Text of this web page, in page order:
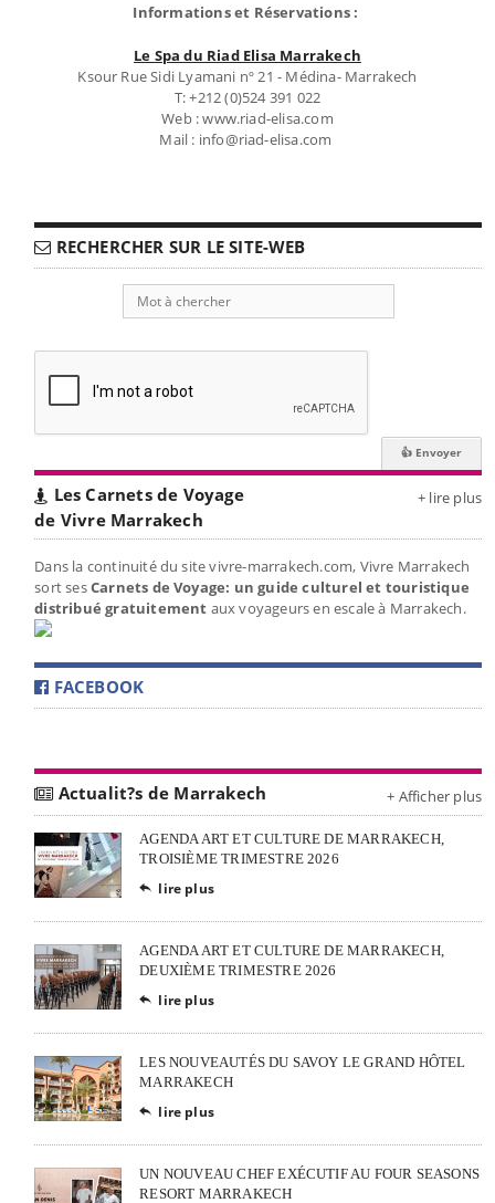
Informations et Réservations :
Le Spa du Riad Elisa Marrakech
Ksour Rue Sidi Lyamani nº 21 - Médina- Marrakech
T: +212 (0)524 391 022
Web : www.riad-elisa.com
Mail : info@riad-elisa.com
RECHERCHER SUR LE SITE-WEB
Les Carnets de Voyage
de Vivre Marrakech
+ lire plus
Dans la continuité du site vivre-marrakech.com, Vivre Marrakech
sort sesCarnets de Voyage: un guide culturel et touristique
distribué gratuitement aux voyageurs en escale à Marrakech.
FACEBOOK
Actualit?s de Marrakech + Afficher plus
AGENDA ART ET CULTURE DE MARRAKECH,
TROISIÈME TRIMESTRE 2026
 lire plus
AGENDA ART ET CULTURE DE MARRAKECH,
DEUXIÈME TRIMESTRE 2026
 lire plus
LES NOUVEAUTÉS DU SAVOY LE GRAND HÔTEL
MARRAKECH
 lire plus
UN NOUVEAU CHEF EXÉCUTIF AU FOUR SEASONS
RESORT MARRAKECH